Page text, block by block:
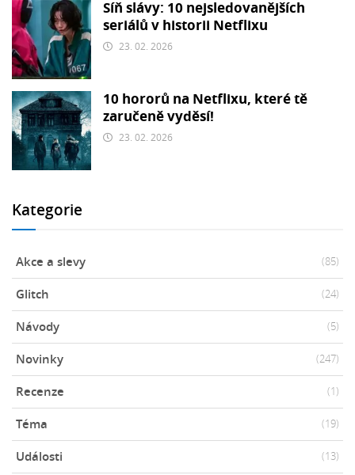
Síň slávy: 10 nejsledovanějších
seriálů v historii Netflixu
23. 02. 2026
10 hororů na Netflixu, které tě
zaručeně vyděsí!
23. 02. 2026
Kategorie
Akce a slevy (85)
Glitch (24)
Návody (5)
Novinky (247)
Recenze (1)
Téma (19)
Události (13)